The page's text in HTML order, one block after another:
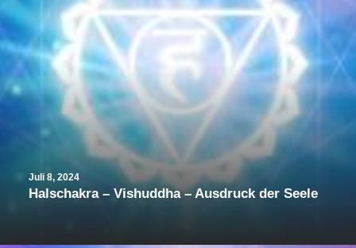
Juli 8, 2024
Halschakra – Vishuddha – Ausdruck der Seele